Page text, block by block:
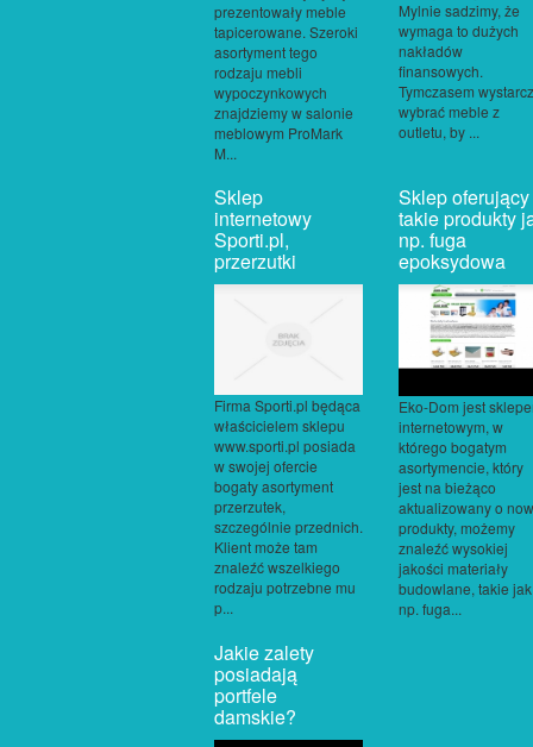
prezentowały meble
tapicerowane. Szeroki
asortyment tego
rodzaju mebli
wypoczynkowych
znajdziemy w salonie
meblowym ProMark
M...
Mylnie sadzimy, że
wymaga to dużych
nakładów
finansowych.
Tymczasem
wybrać meble z
outletu, by ...
Sklep
internetowy
Sporti.pl,
przerzutki
Firma Sporti.pl będąca
właścicielem sklepu
www.sporti.pl posiada
w swojej ofercie
bogaty asortyment
przerzutek,
szczególnie przednich.
Klient może tam
znaleźć wszelkiego
rodzaju potrzebne mu
p...
Sklep oferujący
takie produkty
np. fuga
epoksydowa
Eko-Dom jest
internetowym, w
którego bogatym
asortymencie, który
jest na bieżąco
aktualizowany o
produkty, możemy
znaleźć wysokiej
jakości materiały
budowlane, takie jak
np. fuga...
Jakie zalety
posiadają
portfele
damskie?